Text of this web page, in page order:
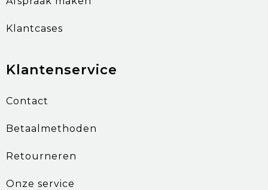
Klantcases
Klantenservice
Contact
Betaalmethoden
Retourneren
Onze service